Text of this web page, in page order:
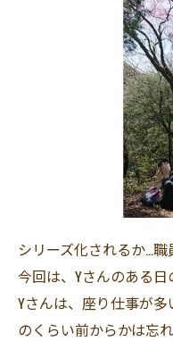
シリーズ化されるか…職
今回は、Yさんのある
Yさんは、座り仕事が
のくらい前からかは忘